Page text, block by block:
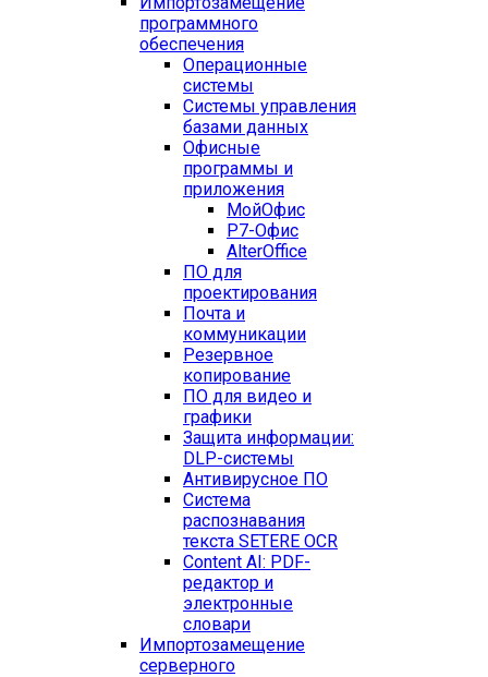
программного
обеспечения
Операционные
системы
Системы управления
базами данных
Офисные
программы и
приложения
МойОфис
Р7-Офис
AlterOffice
ПО для
проектирования
Почта и
коммуникации
Резервное
копирование
ПО для видео и
графики
Защита информации:
DLP-системы
Антивирусное ПО
Система
распознавания
текста SETERE OCR
Content AI: PDF-
редактор и
электронные
словари
Импортозамещение
серверного